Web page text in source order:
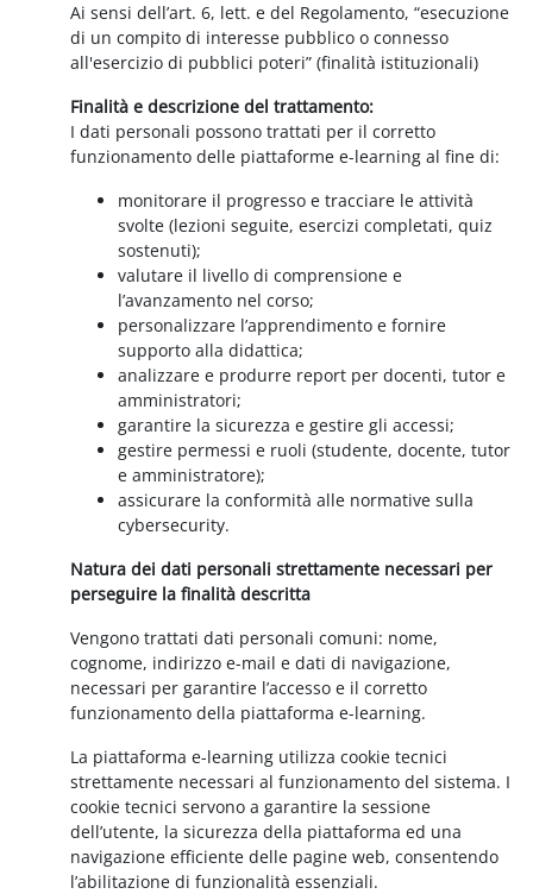
Ai sensi dell’art. 6, lett. e del Regolamento, “esecuzione
di un compito di interesse pubblico o connesso
all'esercizio di pubblici poteri” (finalità istituzionali)
Finalità e descrizione del trattamento:
I dati personali possono trattati per il corretto
funzionamento delle piattaforme e-learning al fine di:
monitorare il progresso e tracciare le attività
svolte (lezioni seguite, esercizi completati, quiz
sostenuti);
valutare il livello di comprensione e
l’avanzamento nel corso;
personalizzare l’apprendimento e fornire
supporto alla didattica;
analizzare e produrre report per docenti, tutor e
amministratori;
garantire la sicurezza e gestire gli accessi;
gestire permessi e ruoli (studente, docente, tutor
e amministratore);
assicurare la conformità alle normative sulla
cybersecurity.
Natura dei dati personali strettamente necessari per
perseguire la finalità descritta
Vengono trattati dati personali comuni: nome,
cognome, indirizzo e-mail e dati di navigazione,
necessari per garantire l’accesso e il corretto
funzionamento della piattaforma e-learning.
La piattaforma e-learning utilizza cookie tecnici
strettamente necessari al funzionamento del sistema. I
cookie tecnici servono a garantire la sessione
dell’utente, la sicurezza della piattaforma ed una
navigazione efficiente delle pagine web, consentendo
l’abilitazione di funzionalità essenziali.